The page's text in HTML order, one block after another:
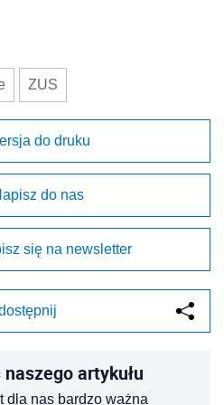
ZUS
do druku
do nas
się na newsletter
artykułu
dla nas bardzo ważna